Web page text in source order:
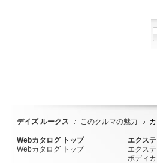
デイズ ルークス このクルマの魅力
Webカタログ トップ
Webカタログ トップ
エクス
エクス
ボディ